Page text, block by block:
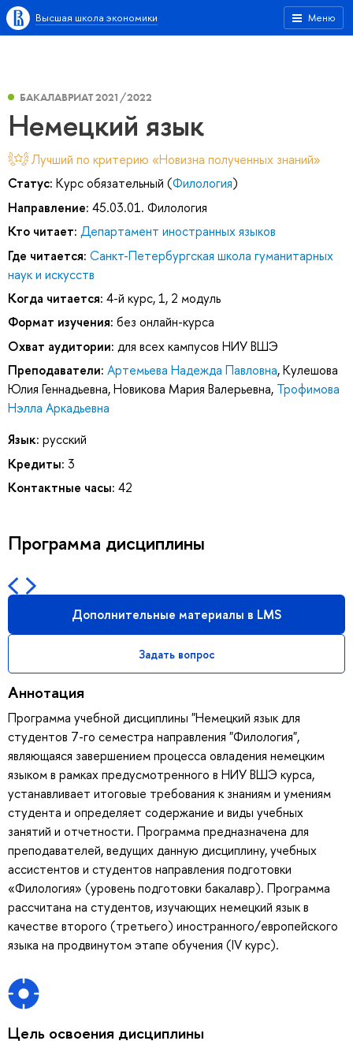
Меню
Высшая школа экономики
БАКАЛАВРИАТ 2021/2022
Немецкий язык
Лучший по критерию «Новизна полученных знаний»
Статус: Курс обязательный (Филология)
Направление: 45.03.01. Филология
Кто читает: Департамент иностранных языков
Где читается: Санкт-Петербургская школа гуманитарных
наук и искусств
Когда читается: 4-й курс, 1, 2 модуль
Формат изучения: без онлайн-курса
Охват аудитории: для всех кампусов НИУ ВШЭ
Преподаватели: Артемьева Надежда Павловна,Кулешова
Юлия Геннадьевна,Новикова Мария Валерьевна, Трофимова
Нэлла Аркадьевна
Язык: русский
Кредиты: 3
Контактные часы: 42
Программа дисциплины
Дополнительные материалы в LMS
Задать вопрос
Аннотация
Программа учебной дисциплины "Немецкий язык для
студентов 7-го семестра направления "Филология",
являющаяся завершением процесса овладения немецким
языком в рамках предусмотренного в НИУ ВШЭ курса,
устанавливает итоговые требования к знаниям и умениям
студента и определяет содержание и виды учебных
занятий и отчетности. Программа предназначена для
преподавателей, ведущих данную дисциплину, учебных
ассистентов и студентов направления подготовки
«Филология» (уровень подготовки бакалавр). Программа
рассчитана на студентов, изучающих немецкий язык в
качестве второго (третьего) иностранного/европейского
языка на продвинутом этапе обучения (IV курс).
Цель освоения дисциплины